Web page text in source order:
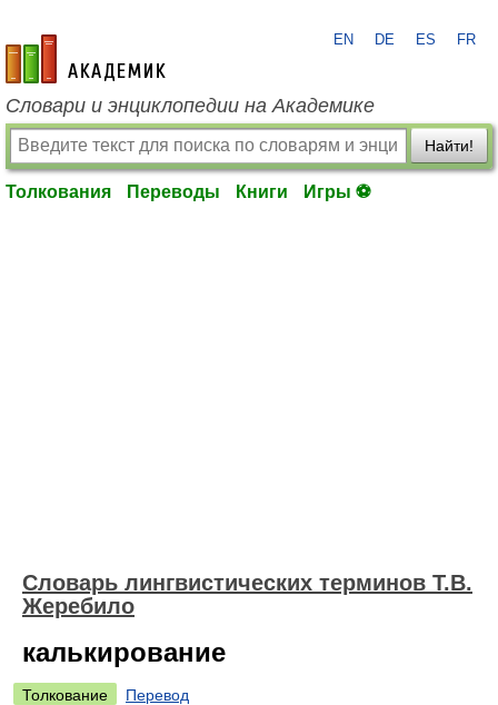
academic.ru
EN DE ES FR
Словари и энциклопедии на Академике
Найти!
Толкования Переводы Книги Игры ⚽
Словарь лингвистических терминов Т.В.
Жеребило
калькирование
Толкование
Перевод